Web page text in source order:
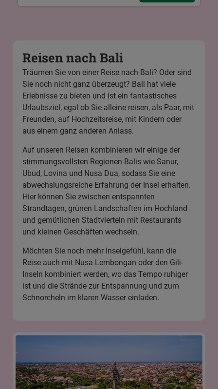
Reisen nach Bali
Träumen Sie von einer Reise nach Bali? Oder sind
Sie noch nicht ganz überzeugt? Bali hat viele
Erlebnisse zu bieten und ist ein fantastisches
Urlaubsziel, egal ob Sie alleine reisen, als Paar, mit
Freunden, auf Hochzeitsreise, mit Kindern oder
aus einem ganz anderen Anlass.
Auf unseren Reisen kombinieren wir einige der
stimmungsvollsten Regionen Balis wie Sanur,
Ubud, Lovina und Nusa Dua, sodass Sie eine
abwechslungsreiche Erfahrung der Insel erhalten.
Hier können Sie zwischen entspannten
Strandtagen, grünen Landschaften im Hochland
und gemütlichen Stadtvierteln mit Restaurants
und kleinen Geschäften wechseln.
Möchten Sie noch mehr Inselgefühl, kann die
Reise auch mit Nusa Lembongan oderden Gili-
Inseln kombiniert werden, wo das Tempo ruhiger
ist und die Strände zur Entspannung und zum
Schnorcheln im klaren Wasser einladen.